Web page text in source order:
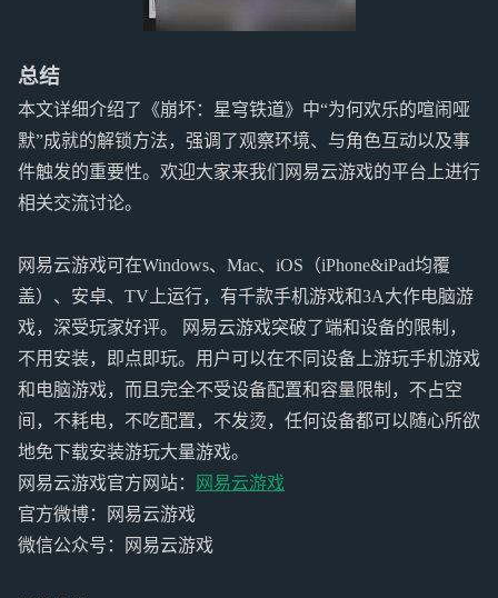
总结
本文详细介绍了《崩坏：星穹铁道》中“为何欢乐的喧闹哑
默”成就的解锁方法，强调了观察环境、与角色互动以及事
件触发的重要性。欢迎大家来我们网易云游戏的平台上进行
相关交流讨论。
网易云游戏可在Windows、Mac、iOS（iPhone&iPad均覆
盖）、安卓、TV上运行，有千款手机游戏和3A大作电脑游
戏，深受玩家好评。 网易云游戏突破了端和设备的限制，
不用安装，即点即玩。用户可以在不同设备上游玩手机游戏
和电脑游戏，而且完全不受设备配置和容量限制，不占空
间，不耗电，不吃配置，不发烫，任何设备都可以随心所欲
地免下载安装游玩大量游戏。
网易云游戏官方网站：
网易云游戏
官方微博：网易云游戏
微信公众号：网易云游戏